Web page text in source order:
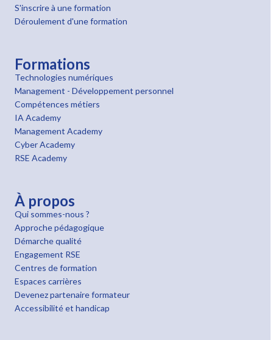
S'inscrire à une formation
Déroulement d'une formation
Formations
Technologies numériques
Management - Développement personnel
Compétences métiers
IA Academy
Management Academy
Cyber Academy
RSE Academy
À propos
Qui sommes-nous ?
Approche pédagogique
Démarche qualité
Engagement RSE
Centres de formation
Espaces carrières
Devenez partenaire formateur
Accessibilité et handicap